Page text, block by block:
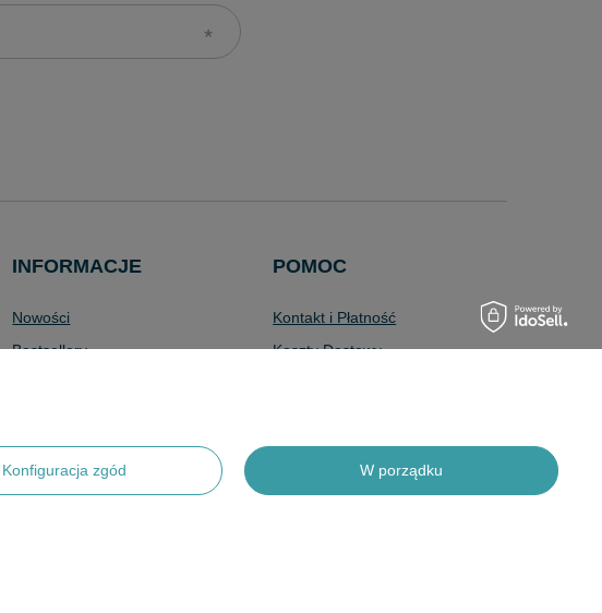
INFORMACJE
Nowości
Bestsellery
POMOC
Kontakt i Płatność
Koszty Dostawy
Program Lojalnościowy
Odstąpienie od Umowy
Konfiguracja zgód W porządku